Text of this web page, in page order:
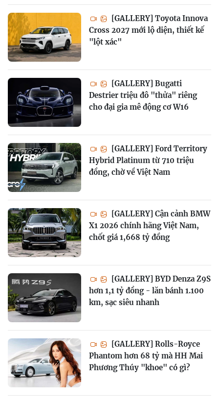
[GALLERY] Toyota Innova
Cross 2027 mới lộ diện, thiết kế
"lột xác"
[GALLERY] Bugatti
Destrier triệu đô "thửa" riêng
cho đại gia mê động cơ W16
[GALLERY] Ford Territory
Hybrid Platinum từ 710 triệu
đồng, chờ về Việt Nam
[GALLERY] Cận cảnh BMW
X1 2026 chính hãng Việt Nam,
chốt giá 1,668 tỷ đồng
[GALLERY] BYD Denza Z9S
hơn 1,1 tỷ đồng - lăn bánh 1.100
km, sạc siêu nhanh
[GALLERY] Rolls-Royce
Phantom hơn 68 tỷ mà HH Mai
Phương Thúy "khoe" có gì?